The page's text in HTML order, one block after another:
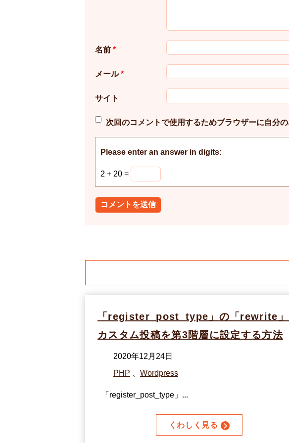
名前 *
メール*
サイト
次回のコメントで使用するためブラウザーに自分
Please enter an answer in digits:
2 + 20 =
「register_post_type」の「rewrite
カスタム投稿を第3階層に設定する方法
2020年12月24日
PHP 、 Wordpress
「register_post_type」...
くわしく見る